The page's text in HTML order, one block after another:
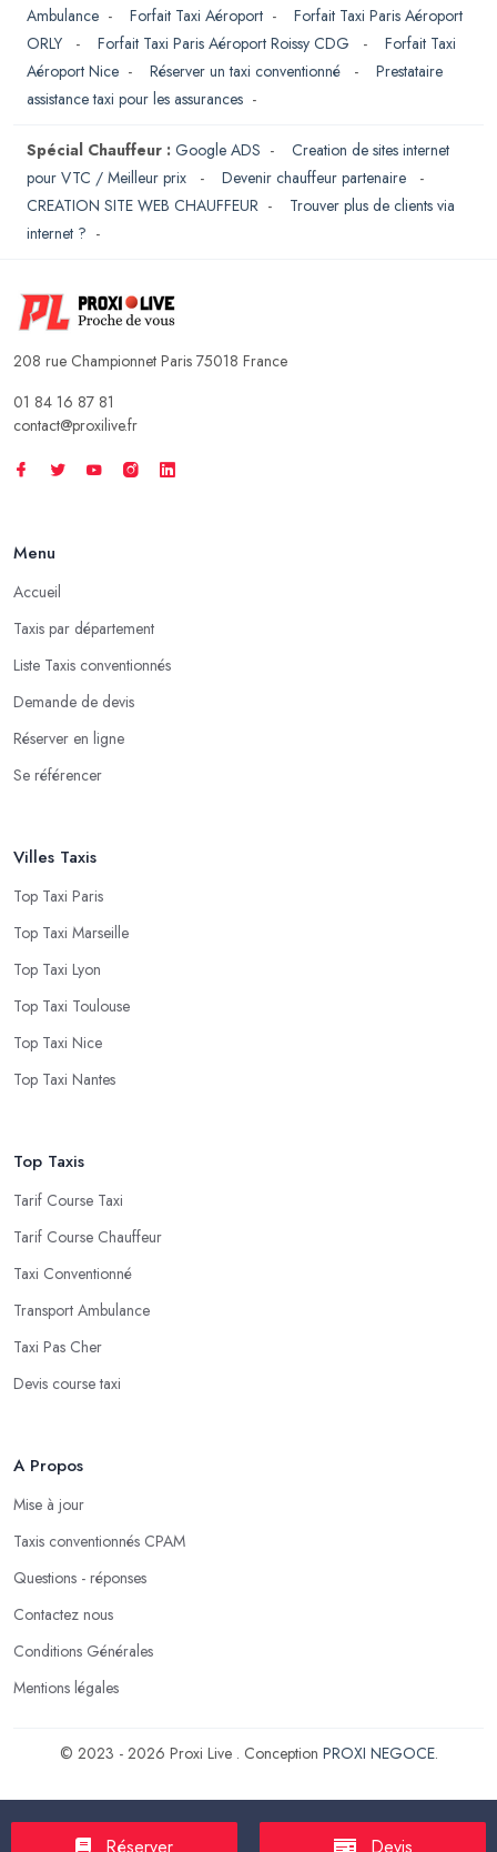
Ambulance - Forfait Taxi Aéroport - Forfait Taxi Paris Aéroport
ORLY
- Forfait Taxi Paris Aéroport Roissy CDG - Forfait Taxi
Aéroport Nice - Réserver un taxi conventionné - Prestataire
assistance taxi pour les assurances -
Spécial Chauffeur : Google ADS - Creation de sites internet
pour VTC / Meilleur prix
- Devenir chauffeur partenaire
-
CREATION SITE WEB CHAUFFEUR - Trouver plus de clients via
internet ? -
208 rue Championnet Paris 75018 France
01 84 16 87 81
contact@proxilive.fr
Menu
Accueil
Taxis par département
Liste Taxis conventionnés
Demande de devis
Réserver en ligne
Se référencer
Villes Taxis
Top Taxi Paris
Top Taxi Marseille
Top Taxi Lyon
Top Taxi Toulouse
Top Taxi Nice
Top Taxi Nantes
Top Taxis
Tarif Course Taxi
Tarif Course Chauffeur
Taxi Conventionné
Transport Ambulance
Taxi Pas Cher
Devis course taxi
A Propos
Mise à jour
Taxis conventionnés CPAM
Questions - réponses
Contactez nous
Conditions Générales
Mentions légales
© 2023 - 2026 Proxi Live . Conception PROXI NEGOCE.